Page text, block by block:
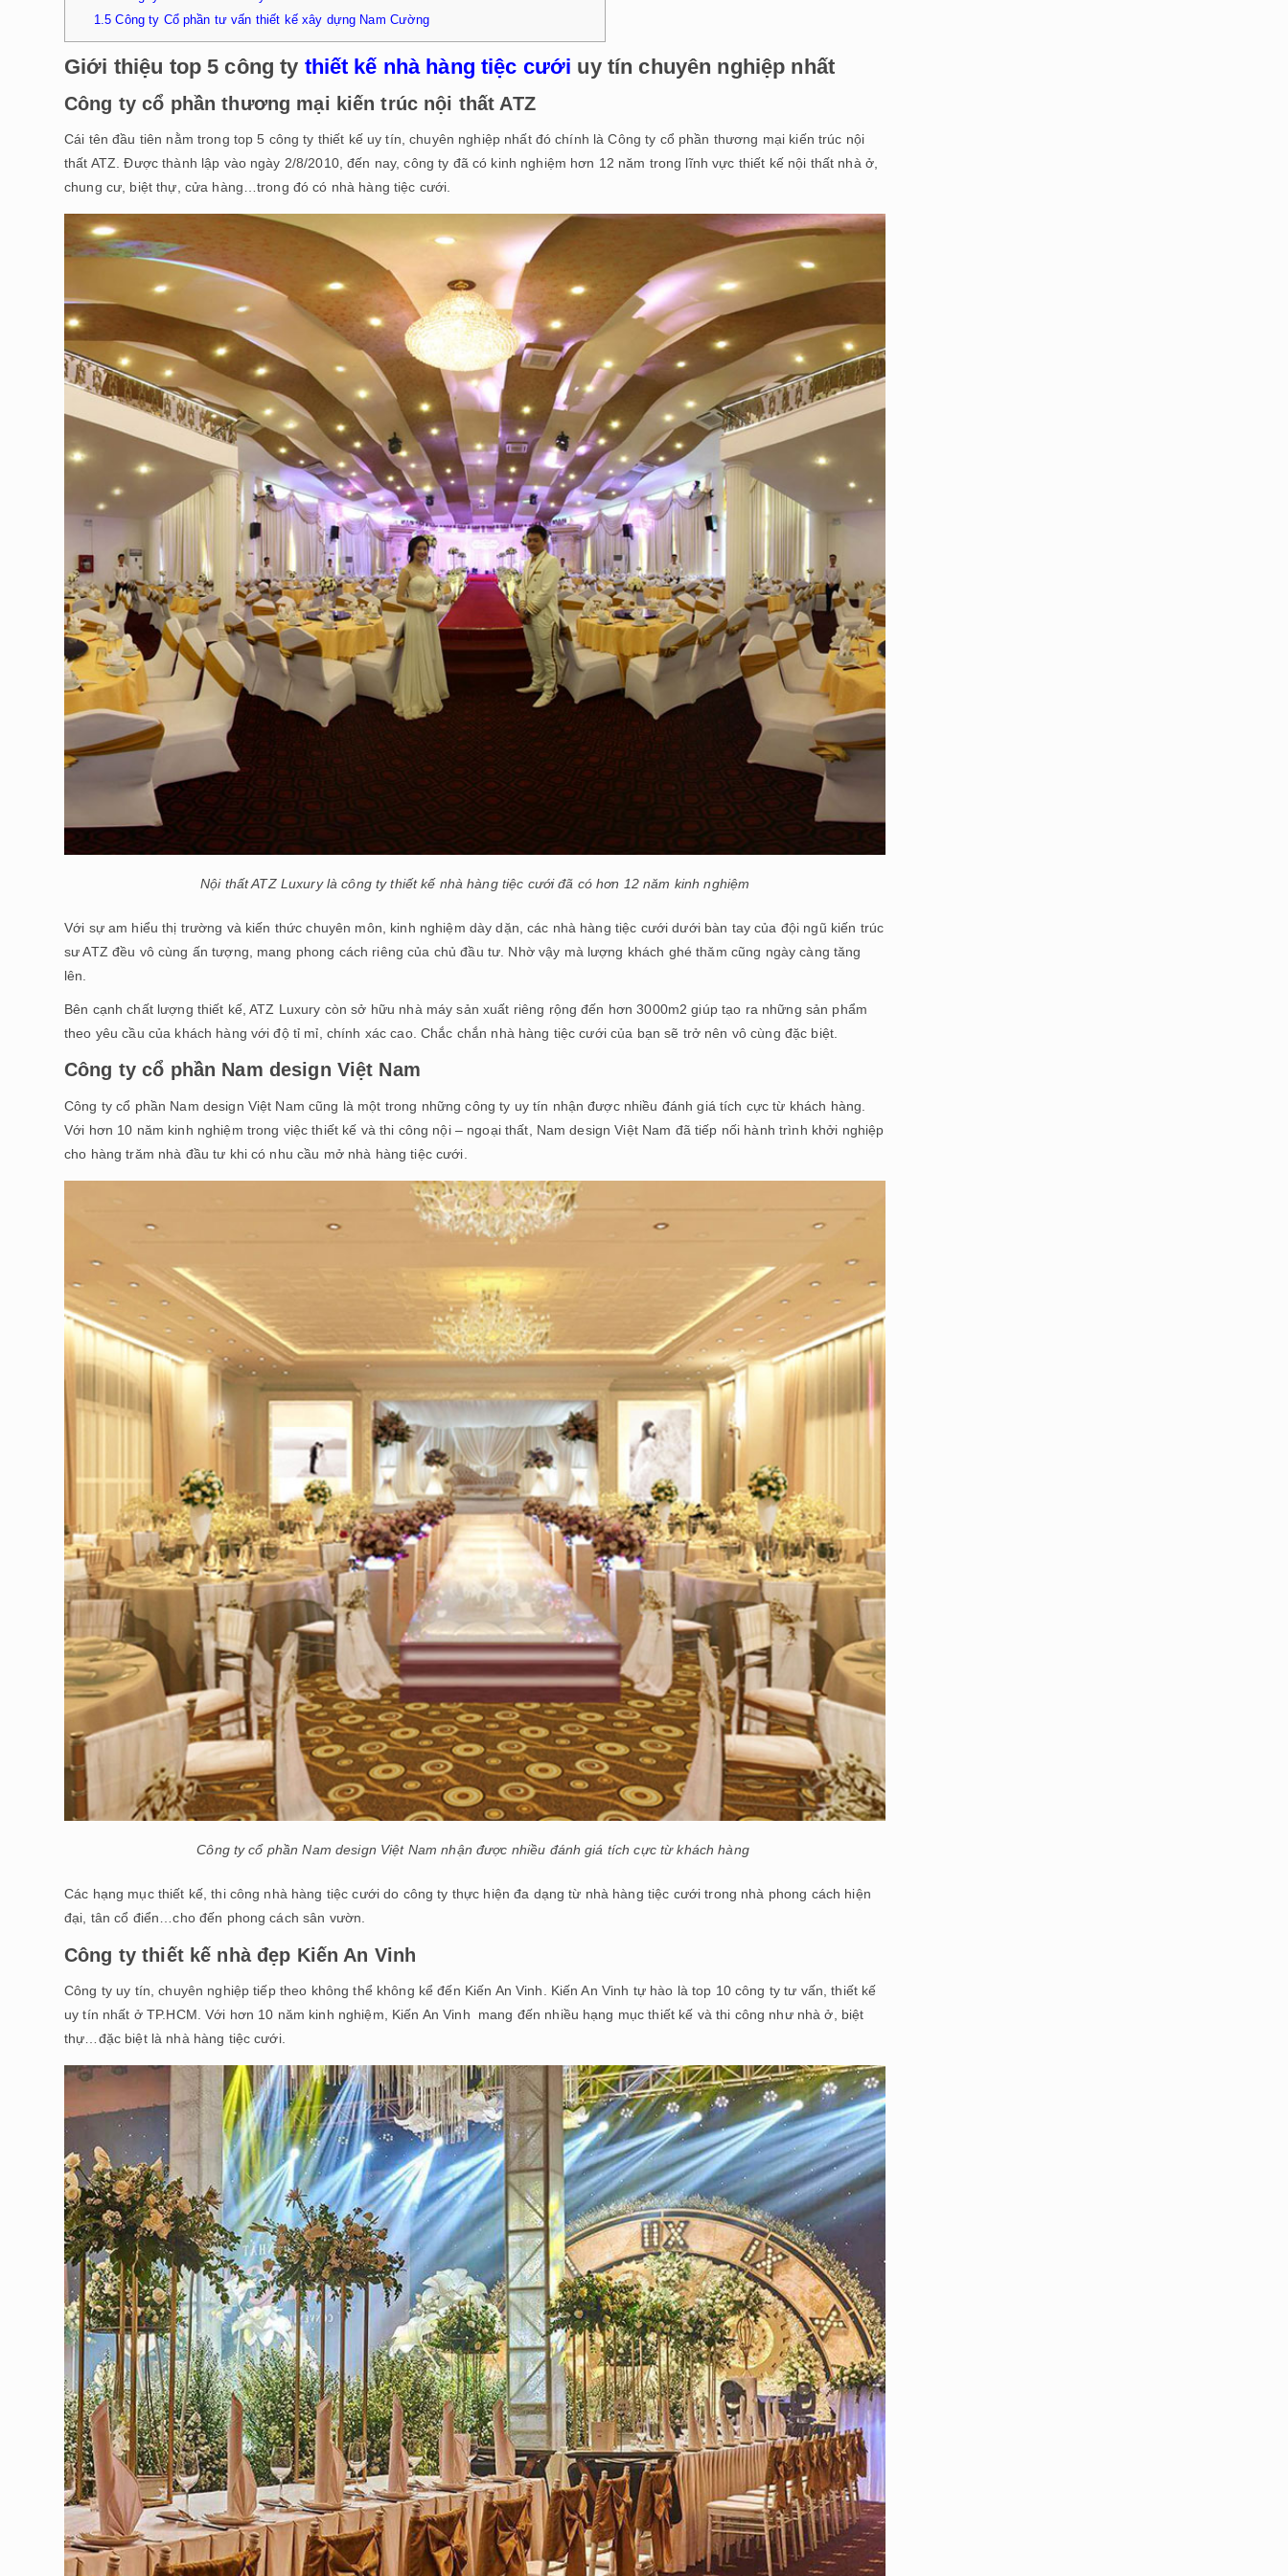
1.5 Công ty Cổ phần tư vấn thiết kế xây dựng Nam Cường
Giới thiệu top 5 công ty thiết kế nhà hàng tiệc cưới uy tín chuyên nghiệp nhất
Công ty cổ phần thương mại kiến trúc nội thất ATZ
Cái tên đầu tiên nằm trong top 5 công ty thiết kế uy tín, chuyên nghiệp nhất đó chính là Công ty cổ phần thương mại kiến trúc nội
thất ATZ. Được thành lập vào ngày 2/8/2010, đến nay, công ty đã có kinh nghiệm hơn 12 năm trong lĩnh vực thiết kế nội thất nhà ở,
chung cư, biệt thự, cửa hàng…trong đó có nhà hàng tiệc cưới.
Nội thất ATZ Luxury là công ty thiết kế nhà hàng tiệc cưới đã có hơn 12 năm kinh nghiệm
Với sự am hiểu thị trường và kiến thức chuyên môn, kinh nghiệm dày dặn, các nhà hàng tiệc cưới dưới bàn tay của đội ngũ kiến trúc
sư ATZ đều vô cùng ấn tượng, mang phong cách riêng của chủ đầu tư. Nhờ vậy mà lượng khách ghé thăm cũng ngày càng tăng
lên.
Bên cạnh chất lượng thiết kế, ATZ Luxury còn sở hữu nhà máy sản xuất riêng rộng đến hơn 3000m2 giúp tạo ra những sản phẩm
theo yêu cầu của khách hàng với độ tỉ mỉ, chính xác cao. Chắc chắn nhà hàng tiệc cưới của bạn sẽ trở nên vô cùng đặc biệt.
Công ty cổ phần Nam design Việt Nam
Công ty cổ phần Nam design Việt Nam cũng là một trong những công ty uy tín nhận được nhiều đánh giá tích cực từ khách hàng.
Với hơn 10 năm kinh nghiệm trong việc thiết kế và thi công nội – ngoại thất, Nam design Việt Nam đã tiếp nối hành trình khởi nghiệp
cho hàng trăm nhà đầu tư khi có nhu cầu mở nhà hàng tiệc cưới.
Công ty cổ phần Nam design Việt Nam nhận được nhiều đánh giá tích cực từ khách hàng
Các hạng mục thiết kế, thi công nhà hàng tiệc cưới do công ty thực hiện đa dạng từ nhà hàng tiệc cưới trong nhà phong cách hiện
đại, tân cổ điển…cho đến phong cách sân vườn.
Công ty thiết kế nhà đẹp Kiến An Vinh
Công ty uy tín, chuyên nghiệp tiếp theo không thể không kể đến Kiến An Vinh. Kiến An Vinh tự hào là top 10 công ty tư vấn, thiết kế
uy tín nhất ở TP.HCM. Với hơn 10 năm kinh nghiệm, Kiến An Vinh mang đến nhiều hạng mục thiết kế và thi công như nhà ở, biệt
thự…đặc biệt là nhà hàng tiệc cưới.